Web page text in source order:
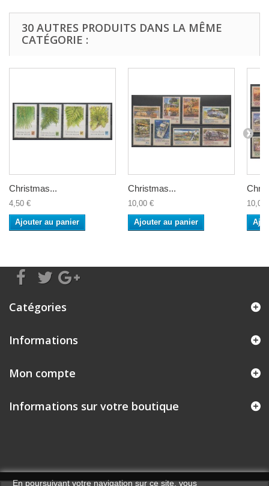
30 AUTRES PRODUITS DANS LA MÊME
CATÉGORIE :
Christmas...
4,50 €
Ajouter au panier
Christmas...
10,00 €
Ajouter au panier
10,00
Catégories
Informations
Mon compte
Informations sur votre boutique
En poursuivant votre navigation sur ce site, vous